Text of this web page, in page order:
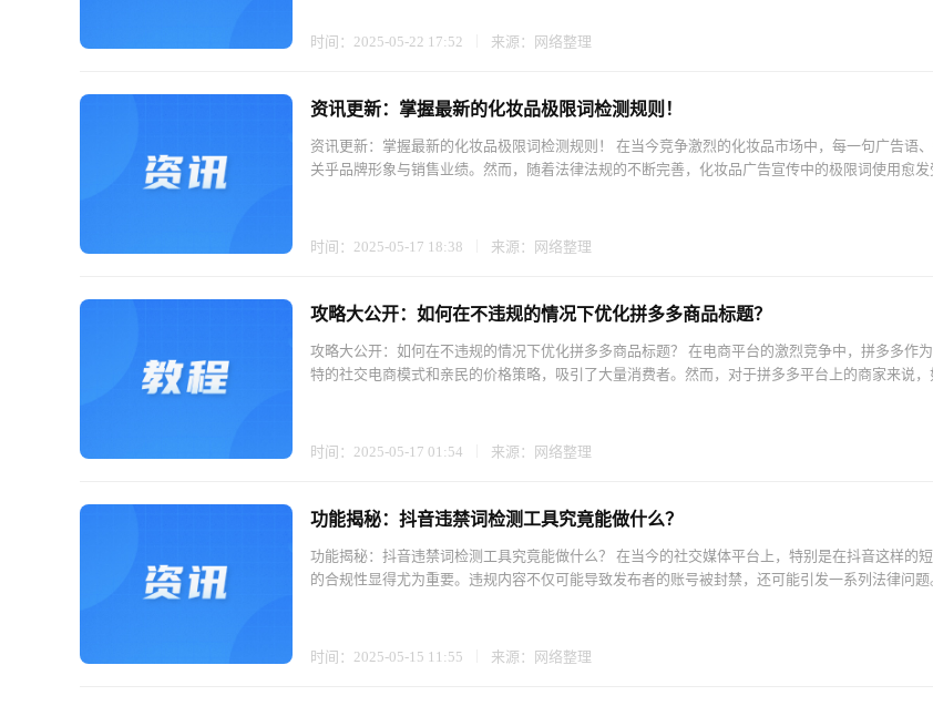
时间：2025-05-22 17:52 来源：网络整理
资讯更新：掌握最新的化妆品极限词检测规则！
资讯更新：掌握最新的化妆品极限词检测规则！ 在当今竞争激烈的化妆品市场中，每一句广告语
关乎品牌形象与销售业绩。然而，随着法律法规的不断完善，化妆品广告宣传中的极限词使用愈发
时间：2025-05-17 18:38 来源：网络整理
攻略大公开：如何在不违规的情况下优化拼多多商品标题？
攻略大公开：如何在不违规的情况下优化拼多多商品标题？ 在电商平台的激烈竞争中，拼多多作
特的社交电商模式和亲民的价格策略，吸引了大量消费者。然而，对于拼多多平台上的商家来说，
时间：2025-05-17 01:54 来源：网络整理
功能揭秘：抖音违禁词检测工具究竟能做什么？
功能揭秘：抖音违禁词检测工具究竟能做什么？ 在当今的社交媒体平台上，特别是在抖音这样的
的合规性显得尤为重要。违规内容不仅可能导致发布者的账号被封禁，还可能引发一系列法律问题
时间：2025-05-15 11:55 来源：网络整理